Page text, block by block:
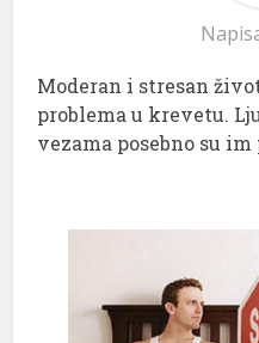
Moderan i stresan
problema u krevetu.
vezama posebno su